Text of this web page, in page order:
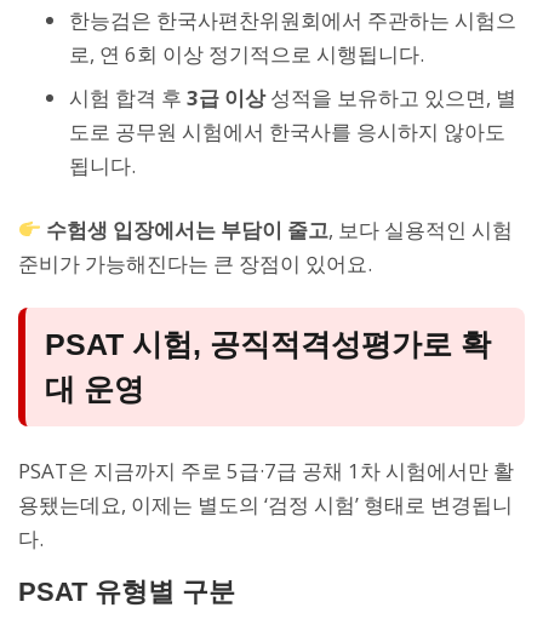
한능검은 한국사편찬위원회에서 주관하는 시험으
로, 연 6회 이상 정기적으로 시행됩니다.
시험 합격 후 3급 이상성적을 보유하고 있으면, 별
도로 공무원 시험에서 한국사를 응시하지 않아도
됩니다.
수험생 입장에서는 부담이 줄고, 보다 실용적인 시험
준비가 가능해진다는 큰 장점이 있어요.
PSAT 시험, 공직적격성평가로 확
대 운영
PSAT은 지금까지 주로 5급·7급 공채 1차 시험에서만 활
용됐는데요, 이제는 별도의 ‘검정 시험’ 형태로 변경됩니
다.
PSAT 유형별 구분